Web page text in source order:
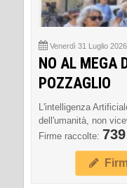
Venerdì 31 Luglio 2026
NO AL MEGA
POZZAGLIO
L'intelligenza
dell'umanità, non
Firme raccolte: 739